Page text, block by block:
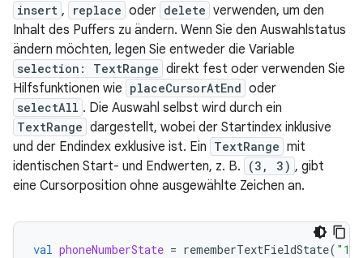
insert , replace oder delete verwenden, um den
Inhalt des Puffers zu ändern. Wenn Sie den Auswahlstatus
ändern möchten, legen Sie entweder die Variable
selection: TextRange direkt fest oder verwenden Sie
Hilfsfunktionen wie placeCursorAtEnd oder
selectAll . Die Auswahl selbst wird durch ein
TextRange dargestellt, wobei der Startindex inklusive
und der Endindex exklusive ist. Ein TextRange mit
identischen Start- und Endwerten, z. B.
(3, 3) , gibt
eine Cursorposition ohne ausgewählte Zeichen an.
val phoneNumberState = rememberTextFieldState(